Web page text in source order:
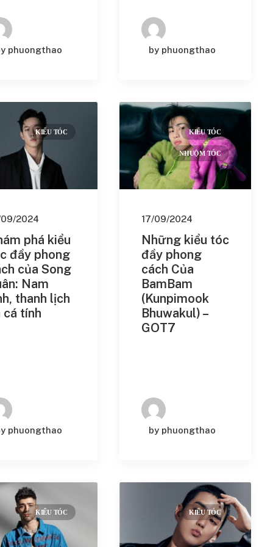
phuongthao by phuongthao
KIỂU TÓC
09/2024
phá kiểu
đầy phong
của Song
Nam
thanh lịch
cá tính
phuongthao
KIỂU TÓC
NHUỘM TÓC
17/09/2024
Những kiểu tóc
đầy phong
cách Của
BamBam
(Kunpimook
Bhuwakul) –
GOT7
by phuongthao
KIỂU TÓC KIỂU TÓC